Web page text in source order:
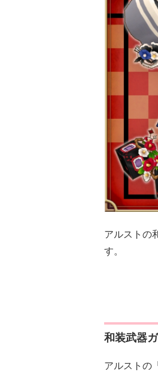
アルストの
す。
和装武器
アルストの